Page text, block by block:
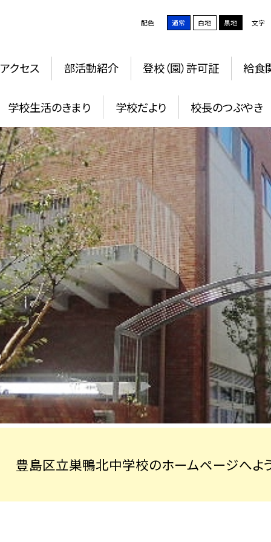
配色 通常 白地 黒地 文字
アクセス 部活動紹介 登校（園）許可証 給食
学校生活のきまり 学校だより 校長のつぶやき
豊島区立巣鴨北中学校のホームページへよ